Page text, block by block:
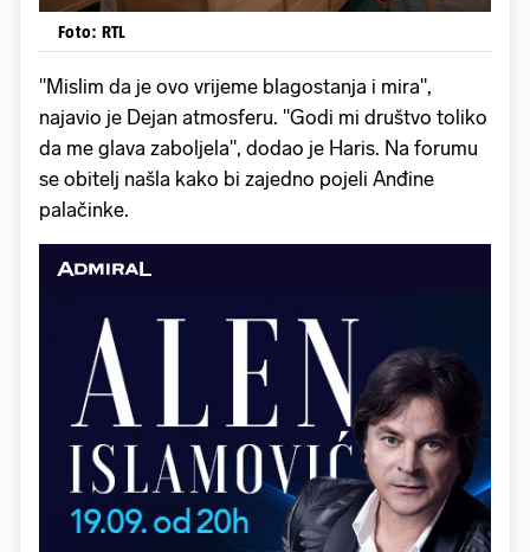
Foto: RTL
"Mislim da je ovo vrijeme blagostanja i mira",
najavio je Dejan atmosferu. "Godi mi društvo toliko
da me glava zaboljela", dodao je Haris. Na forumu
se obitelj našla kako bi zajedno pojeli Anđine
palačinke.